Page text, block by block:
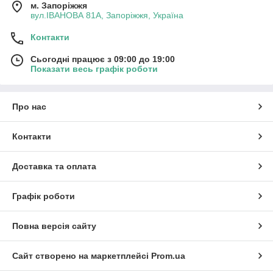
м. Запоріжжя
вул.ІВАНОВА 81А, Запоріжжя, Україна
Контакти
Сьогодні працює з 09:00 до 19:00
Показати весь графік роботи
Про нас
Контакти
Доставка та оплата
Графік роботи
Повна версія сайту
Сайт створено на маркетплейсі Prom.ua